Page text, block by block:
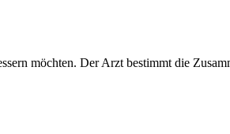
möchten. Der Arzt bestimmt die